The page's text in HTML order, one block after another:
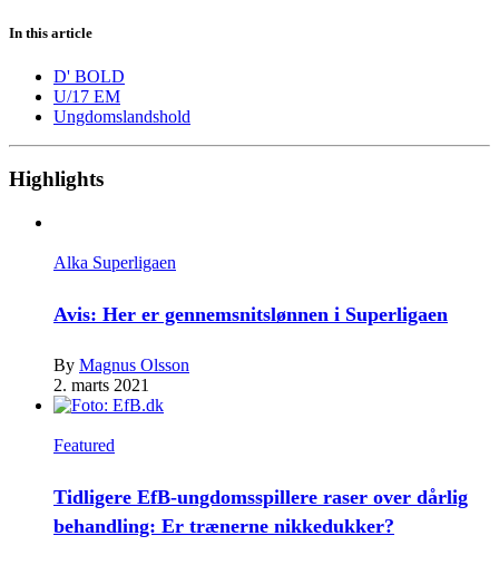
In this article
D' BOLD
U/17 EM
Ungdomslandshold
Highlights
Alka Superligaen
Avis: Her er gennemsnitslønnen i Superligaen
By Magnus Olsson
2. marts 2021
Featured
Tidligere EfB-ungdomsspillere raser over dårlig
behandling: Er trænerne nikkedukker?